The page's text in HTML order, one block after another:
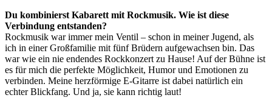
Du kombinierst Kabarett mit Rockmusik. Wie ist diese
Verbindung entstanden?
Rockmusik war immer mein Ventil – schon in meiner Jugend, als
ich in einer Großfamilie mit fünf Brüdern aufgewachsen bin. Das
war wie ein nie endendes Rockkonzert zu Hause! Auf der Bühne ist
es für mich die perfekte Möglichkeit, Humor und Emotionen zu
verbinden. Meine herzförmige E-Gitarre ist dabei natürlich ein
echter Blickfang. Und ja, sie kann richtig laut!